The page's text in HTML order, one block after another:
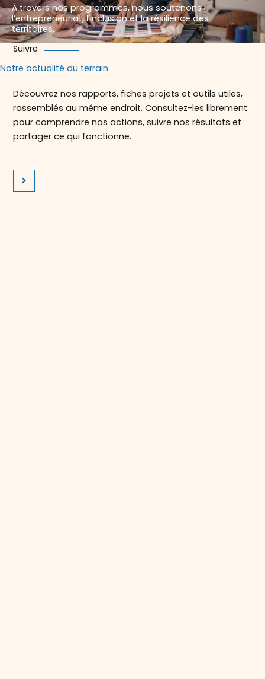
À travers nos programmes, nous soutenons
l’entrepreneuriat, l’inclusion et la résilience des
territoires.
Suivre
Notre actualité du terrain
Découvrez nos rapports, fiches projets et outils utiles,
rassemblés au même endroit. Consultez-les librement
pour comprendre nos actions, suivre nos résultats et
partager ce qui fonctionne.